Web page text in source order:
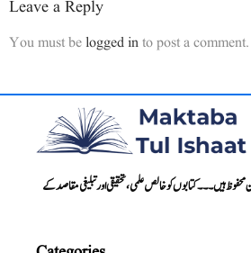
Leave a Reply
You must belogged into post a comment.
ہیں۔۔۔ کتابوں کو خالص علمی، تحقیقی اور تبلیغی مقاصد کے